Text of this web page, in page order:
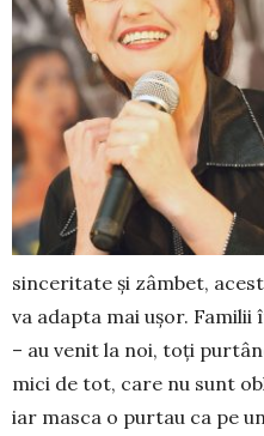
sinceritate și zâmbet,
va adapta mai u­șor.
– au venit la noi, toţi
mici de tot, care nu sunt
iar masca o purtau ca pe